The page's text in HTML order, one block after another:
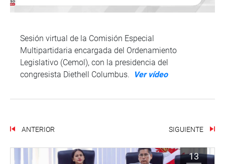
Sesión virtual de la Comisión Especial
Multipartidaria encargada del Ordenamiento
Legislativo (Cemol), con la presidencia del
congresista Diethell Columbus.
Ver vídeo
ANTERIOR SIGUIENTE
13